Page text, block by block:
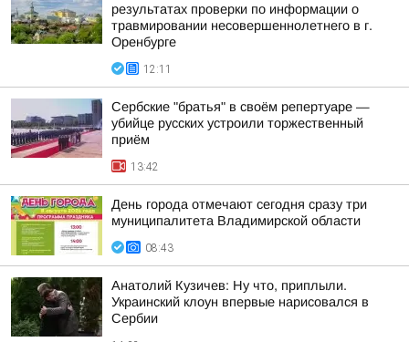
результатах проверки по информации о
травмировании несовершеннолетнего в г.
Оренбурге
12:11
Сербские "братья" в своём репертуаре —
убийце русских устроили торжественный
приём
13:42
День города отмечают сегодня сразу три
муниципалитета Владимирской области
08:43
Анатолий Кузичев: Ну что, приплыли.
Украинский клоун впервые нарисовался в
Сербии